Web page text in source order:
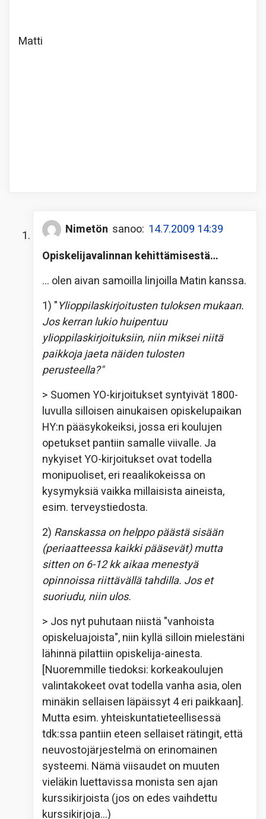
Matti
Nimetön sanoo: 14.7.2009 14:39
Opiskelijavalinnan kehittämisestä…
… olen aivan samoilla linjoilla Matin kanssa.
1) "Ylioppilaskirjoitusten tuloksen mukaan.
Jos kerran lukio huipentuu
ylioppilaskirjoituksiin, niin miksei niitä
paikkoja jaeta näiden tulosten
perusteella?"
> Suomen YO-kirjoitukset syntyivät 1800-
luvulla silloisen ainukaisen opiskelupaikan
HY:n pääsykokeiksi, jossa eri koulujen
opetukset pantiin samalle viivalle. Ja
nykyiset YO-kirjoitukset ovat todella
monipuoliset, eri reaalikokeissa on
kysymyksiä vaikka millaisista aineista,
esim. terveystiedosta.
2) Ranskassa on helppo päästä sisään
(periaatteessa kaikki pääsevät) mutta
sitten on 6-12 kk aikaa menestyä
opinnoissa riittävällä tahdilla. Jos et
suoriudu, niin ulos.
> Jos nyt puhutaan niistä "vanhoista
opiskeluajoista", niin kyllä silloin mielestäni
lähinnä pilattiin opiskelija-ainesta.
[Nuoremmille tiedoksi: korkeakoulujen
valintakokeet ovat todella vanha asia, olen
minäkin sellaisen läpäissyt 4 eri paikkaan].
Mutta esim. yhteiskuntatieteellisessä
tdk:ssa pantiin eteen sellaiset rätingit, että
neuvostojärjestelmä on erinomainen
systeemi. Nämä viisaudet on muuten
vieläkin luettavissa monista sen ajan
kurssikirjoista (jos on edes vaihdettu
kurssikirjoja…)